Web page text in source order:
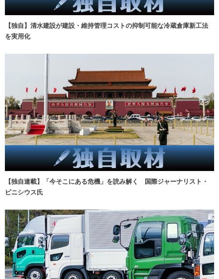
【独自】清水建設が建設・維持管理コストの抑制可能な冷蔵倉庫新工法
を実用化
【独自連載】「今そこにある危機」を読み解く 国際ジャーナリスト・
ビニシウス氏